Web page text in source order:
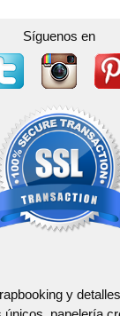
Síguenos en
y